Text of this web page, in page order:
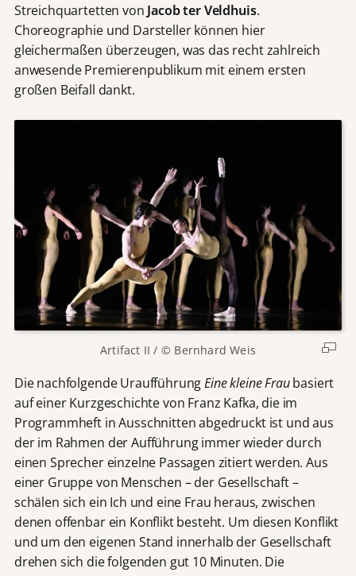
Streichquartetten von Jacob ter Veldhuis.
Choreographie und Darsteller können hier
gleichermaßen überzeugen, was das recht zahlreich
anwesende Premierenpublikum mit einem ersten
großen Beifall dankt.
Artifact II / © Bernhard Weis
Die nachfolgende UraufführungEine kleine Fraubasiert
auf einer Kurzgeschichte von Franz Kafka, die im
Programmheft in Ausschnitten abgedruckt ist und aus
der im Rahmen der Aufführung immer wieder durch
einen Sprecher einzelne Passagen zitiert werden. Aus
einer Gruppe von Menschen – der Gesellschaft –
schälen sich ein Ich und eine Frau heraus, zwischen
denen offenbar ein Konflikt besteht. Um diesen Konflikt
und um den eigenen Stand innerhalb der Gesellschaft
drehen sich die folgenden gut 10 Minuten. Die